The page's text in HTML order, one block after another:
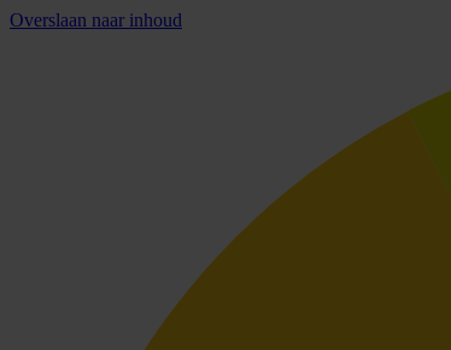
Overslaan naar inhoud